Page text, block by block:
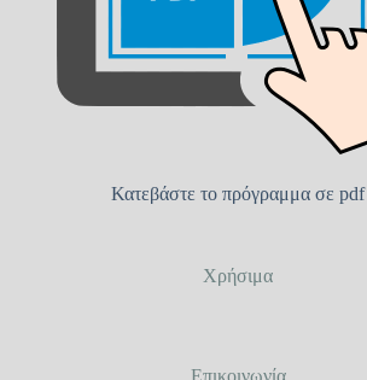
Κατεβάστε το πρόγραμμα σε pdf
Χρήσιμα
Επικοινωνία